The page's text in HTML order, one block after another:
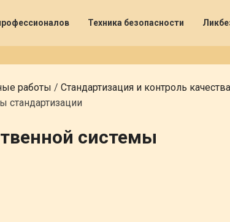
Техника безопасности
работы / Стандартизация и контроль
стандартизации
системы